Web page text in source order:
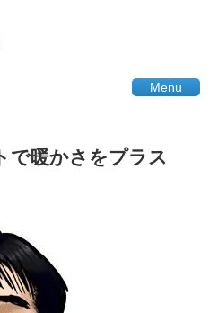
Menu
で暖かさをプラス